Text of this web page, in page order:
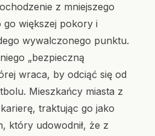
z mniejszego
go większej pokory i
wywalczonego punktu.
„bezpieczną
wraca, by odciąć się od
Mieszkańcy miasta z
traktując go jako
który udowodnił, że z